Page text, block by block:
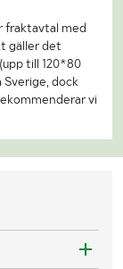
fraktavtal med
gäller det
till 120*80
dock
vi